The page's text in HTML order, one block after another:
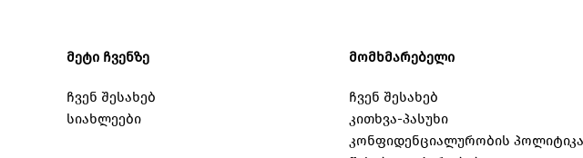
მეტი ჩვენზე
ჩვენ შესახებ
სიახლეები
მომხმარებელი
ჩვენ შესახებ
კითხვა-პასუხი
კონფიდენციალურობის